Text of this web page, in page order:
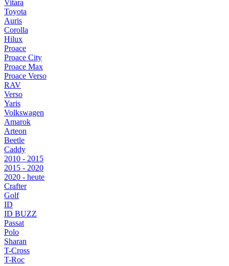
Vitara
Toyota
Auris
Corolla
Hilux
Proace
Proace City
Proace Max
Proace Verso
RAV
Verso
Yaris
Volkswagen
Amarok
Arteon
Beetle
Caddy
2010 - 2015
2015 - 2020
2020 - heute
Crafter
Golf
ID
ID BUZZ
Passat
Polo
Sharan
T-Cross
T-Roc